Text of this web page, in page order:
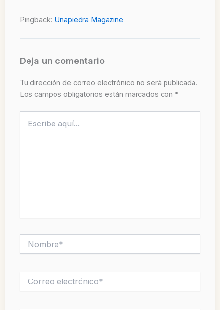
Pingback: Unapiedra Magazine
Deja un comentario
Tu dirección de correo electrónico no será publicada.
Los campos obligatorios están marcados con *
aquí...
electrónico*